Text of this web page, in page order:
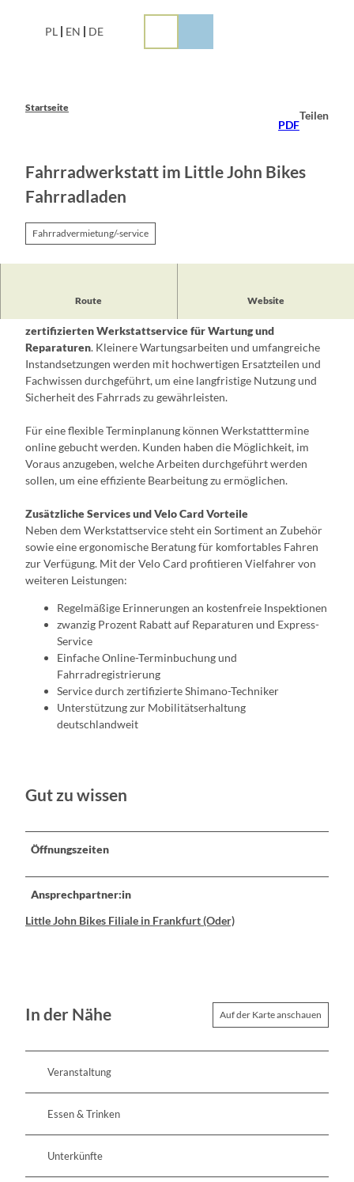
PL EN DE
Startseite
PDF
Teilen
Fahrradwerkstatt im Little John Bikes
Fahrradladen
Fahrradvermietung/-service
Route Website
Fahrradladen Little John Bikes in Frankfurt (Oder)
zertifizierten Werkstattservice für Wartung und
Reparaturen. Kleinere Wartungsarbeiten und umfangreiche
Instandsetzungen werden mit hochwertigen Ersatzteilen und
Fachwissen durchgeführt, um eine langfristige Nutzung und
Sicherheit des Fahrrads zu gewährleisten.
Für eine flexible Terminplanung können Werkstatttermine
online gebucht werden. Kunden haben die Möglichkeit, im
Voraus anzugeben, welche Arbeiten durchgeführt werden
sollen, um eine effiziente Bearbeitung zu ermöglichen.
Zusätzliche Services und Velo Card Vorteile
Neben dem Werkstattservice steht ein Sortiment an Zubehör
sowie eine ergonomische Beratung für komfortables Fahren
zur Verfügung. Mit der Velo Card profitieren Vielfahrer von
weiteren Leistungen:
Regelmäßige Erinnerungen an kostenfreie Inspektionen
zwanzig Prozent Rabatt auf Reparaturen und Express-
Service
Einfache Online-Terminbuchung und
Fahrradregistrierung
Service durch zertifizierte Shimano-Techniker
Unterstützung zur Mobilitätserhaltung
deutschlandweit
Gut zu wissen
Öffnungszeiten
Ansprechpartner:in
Little John Bikes Filiale in Frankfurt (Oder)
In der Nähe Auf der Karte anschauen
Veranstaltung
Essen & Trinken
Unterkünfte